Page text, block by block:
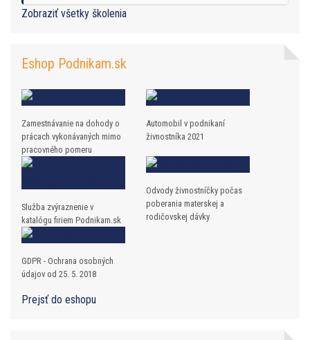
Zobraziť všetky školenia
Eshop Podnikam.sk
Zamestnávanie na dohody o
prácach vykonávaných mimo
pracovného pomeru
Automobil v podnikaní
živnostníka 2021
Služba zvýraznenie v
katalógu firiem Podnikam.sk
Odvody živnostníčky počas
poberania materskej a
rodičovskej dávky
GDPR - Ochrana osobných
údajov od 25. 5. 2018
Prejsť do eshopu